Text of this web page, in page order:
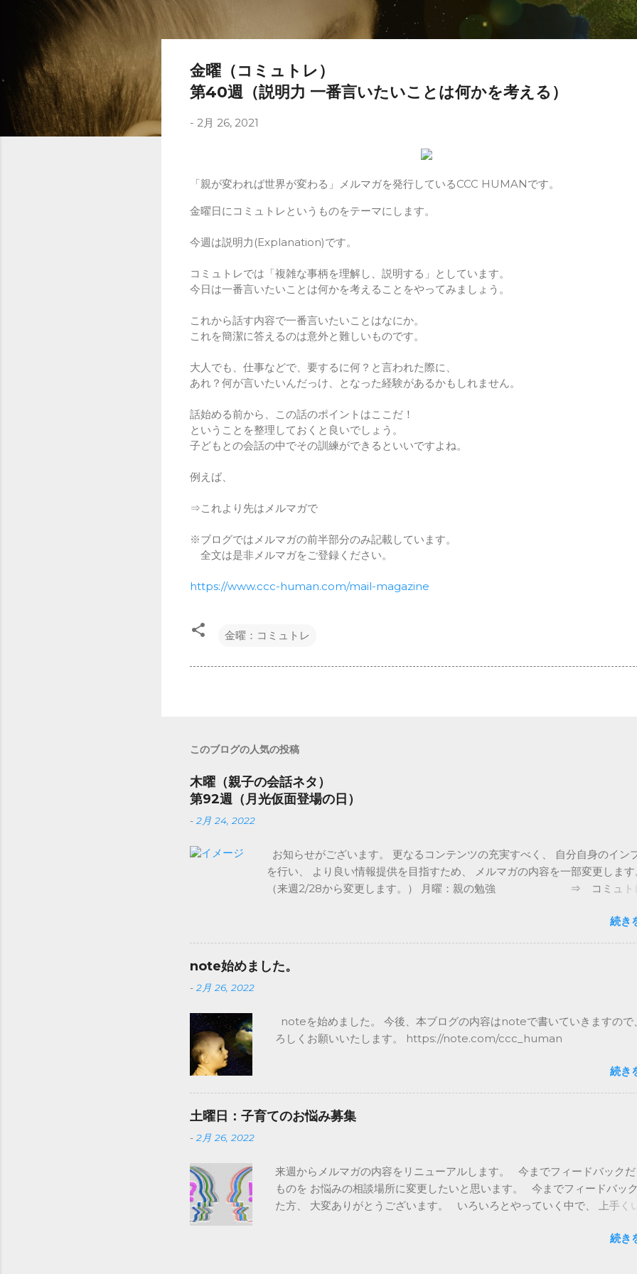
金曜（コミュトレ）
第40週（説明力 一番言いたいことは何かを考える）
- 2月 26, 2021
「親が変われば世界が変わる」メルマガを発行しているCCC HUMANです。
金曜日にコミュトレというものをテーマにします。
今週は説明力(Explanation)です。
コミュトレでは「複雑な事柄を理解し、説明する」としています。
今日は一番言いたいことは何かを考えることをやってみましょう。
これから話す内容で一番言いたいことはなにか。
これを簡潔に答えるのは意外と難しいものです。
大人でも、仕事などで、要するに何？と言われた際に、
あれ？何が言いたいんだっけ、となった経験があるかもしれません。
話始める前から、この話のポイントはここだ！
ということを整理しておくと良いでしょう。
子どもとの会話の中でその訓練ができるといいですよね。
例えば、
⇒これより先はメルマガで
※ブログではメルマガの前半部分のみ記載しています。
全文は是非メルマガをご登録ください。
https://www.ccc-human.com/mail-magazine
金曜：コミュトレ
このブログの人気の投稿
木曜（親子の会話ネタ）
第92週（月光仮面登場の日）
- 2月 24, 2022
お知らせがございます。 更なるコンテンツの充実すべく、 自分自身のイン
を行い、 より良い情報提供を目指すため、 メルマガの内容を一部変更します
（来週2/28から変更します。） 月曜：親の勉強 ⇒ コミュト
水曜：先週のフィードバック ⇒ 親の勉強 木曜：親子の会話ネ
お休み（Twitter、Facebookでコメント予定） 金曜：コミュ
募集 ⇒ 子育てお悩み募集 土日のフィードバックは皆さまのお悩み募集
ます。 「親が変われば世界が変わる」メルマガを発行しているCCC
す。 木曜日は子供との会話が弾むような親子の会話ネタを書いていきます。
東京で 日本で初めての国産連続テレビ映画 『月光仮面』のテレビ放送が始
そうです。 悪をやっつける正義のヒーローで、 その後のヒーローものに大
影響を与えたみたいですよ。 最初は10分番組だったそうですが、 子どもた
ます。 全文は是非メルマガをご登録ください。 https://www.ccc-
human.com/mail-magazine
続き
note始めました。
- 2月 26, 2022
noteを始めました。 今後、本ブログの内容はnoteで書いていきますので
ろしくお願いいたします。 https://note.com/ccc_human
続き
土曜日：子育てのお悩み募集
- 2月 26, 2022
来週からメルマガの内容をリニューアルします。 今までフィードバックだ
ものを お悩みの相談場所に変更したいと思います。 今までフィードバッ
た方、 大変ありがとうございます。 いろいろとやっていく中で、 上手く
ので、 記載いただければと思います。 また、フィードバックしていなか
続き